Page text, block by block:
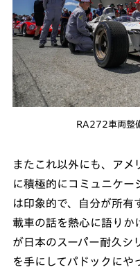
RA272車両整
またこれ以外にも、ア
に積極的にコミュニケー
は印象的で、自分が所
載車の話を熱心に語りか
が日本のスーパー耐久シ
を手にしてパドックにや